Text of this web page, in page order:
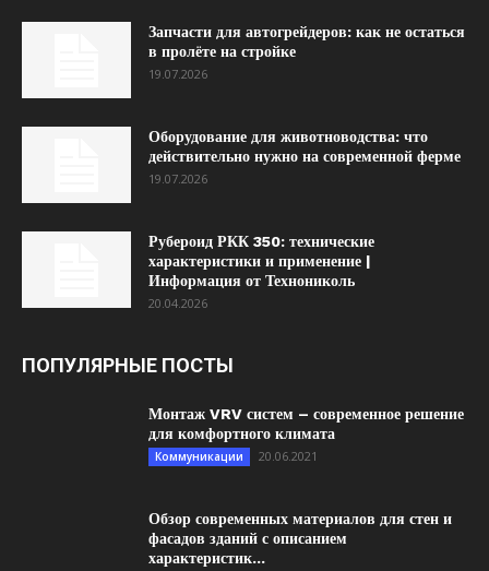
Запчасти для автогрейдеров: как не остаться
в пролёте на стройке
19.07.2026
Оборудование для животноводства: что
действительно нужно на современной ферме
19.07.2026
Рубероид РКК 350: технические
характеристики и применение |
Информация от Технониколь
20.04.2026
ПОПУЛЯРНЫЕ ПОСТЫ
Монтаж VRV систем – современное решение
для комфортного климата
Коммуникации 20.06.2021
Обзор современных материалов для стен и
фасадов зданий с описанием
характеристик...